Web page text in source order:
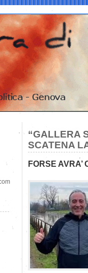
“GALLERA
SCATENA
FORSE AVRA’